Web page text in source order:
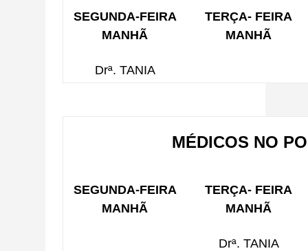
SEGUNDA-FEIRA
MANHÃ
TERÇA- FEIRA
MANHÃ
Drª. TANIA
MÉDICOS NO
SEGUNDA-FEIRA
MANHÃ
TERÇA- FEIRA
MANHÃ
Drª. TANIA